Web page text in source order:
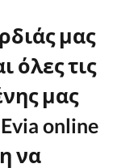
μας
όλες τις
μας
online
να